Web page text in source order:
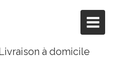
à domicile